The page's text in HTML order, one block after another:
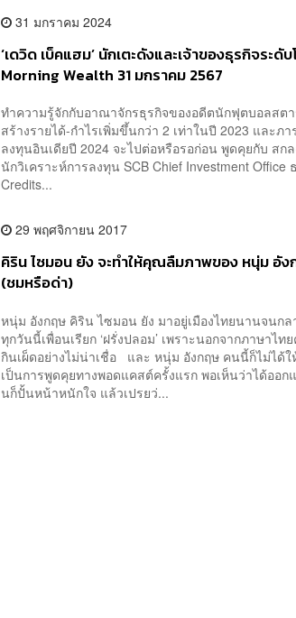
31 มกราคม 2024
‘เดวิด เบ็คแฮม’ นักเตะดังและเจ้าของธุรกิจระ
Morning Wealth 31 มกราคม 2567
ทำความรู้จักกับอาณาจักรธุรกิจของอดีตนักฟุตบอลสตา
สร้างรายได้-กำไรเพิ่มขึ้นกว่า 2 เท่าในปี 2023 และภ
ลงทุนอินเดียปี 2024 จะไปต่อหรือรอก่อน พูดคุยกับ สก
นักวิเคราะห์การลงทุน SCB Chief Investment
Credits...
29 พฤศจิกายน 2017
คิริน ไซมอน ยัง จะทำให้คุณลืมภาพของ หนุ่ม อั
(ชมหรือด่า)
หนุ่ม อังกฤษ คิริน ไซมอน ยัง มาอยู่เมืองไทยนานจนก
ทุกวันนี้เพื่อนเรียก ‘ฝรั่งปลอม’ เพราะนอกจากภาษาไ
กินเผ็ดอย่างไม่น่าเชื่อ และ หนุ่ม อังกฤษ คนนี้ก็ไม่ได้
เป็นการพูดคุยทางพอดแคสต์ครั้งแรก พอเห็นว่าได้ออก
นก็ปั้นหน้าหนักใจ แล้วเปรยว่...